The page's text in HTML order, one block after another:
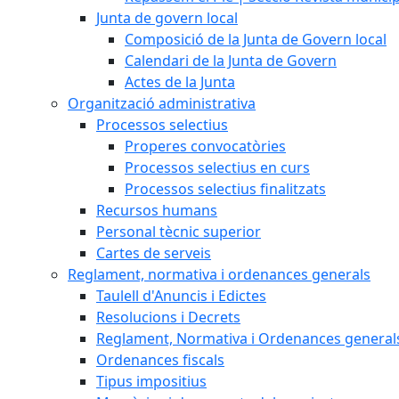
Junta de govern local
Composició de la Junta de Govern local
Calendari de la Junta de Govern
Actes de la Junta
Organització administrativa
Processos selectius
Properes convocatòries
Processos selectius en curs
Processos selectius finalitzats
Recursos humans
Personal tècnic superior
Cartes de serveis
Reglament, normativa i ordenances generals
Taulell d'Anuncis i Edictes
Resolucions i Decrets
Reglament, Normativa i Ordenances
Ordenances fiscals
Tipus impositius